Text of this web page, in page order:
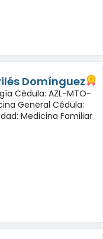
Domínguez
Cédula: AZL-MTO-
General Cédula:
Medicina Familiar